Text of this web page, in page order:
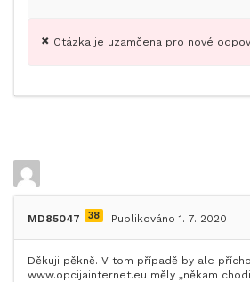
Otázka je uzamčena pro nové
MD85047 38 Publikováno 1. 7. 2020
Děkuji pěkně. V tom případě by ale
www.opcijainternet.eu měly „někam